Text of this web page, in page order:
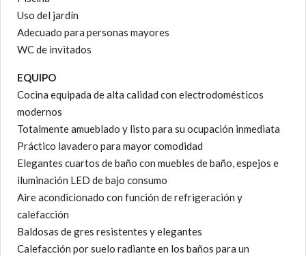
Uso del jardín
Adecuado para personas mayores
WC de invitados
EQUIPO
Cocina equipada de alta calidad con electrodomésticos
modernos
Totalmente amueblado y listo para su ocupación inmediata
Práctico lavadero para mayor comodidad
Elegantes cuartos de baño con muebles de baño, espejos e
iluminación LED de bajo consumo
Aire acondicionado con función de refrigeración y
calefacción
Baldosas de gres resistentes y elegantes
Calefacción por suelo radiante en los baños para un